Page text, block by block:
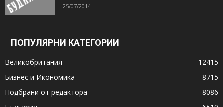
25/07/2014
ПОПУЛЯРНИ КАТЕГОРИИ
Великобритания
12415
Бизнес и Икономика
8715
Подбрани от редактора
8086